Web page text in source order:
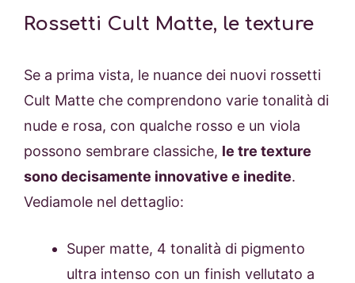
Rossetti Cult Matte, le texture
Se a prima vista, le nuance dei nuovi rossetti
Cult Matte che comprendono varie tonalità di
nude e rosa, con qualche rosso e un viola
possono sembrare classiche, le tre texture
sono decisamente innovative e inedite.
Vediamole nel dettaglio:
Super matte, 4 tonalità di pigmento
ultra intenso con un finish vellutato a